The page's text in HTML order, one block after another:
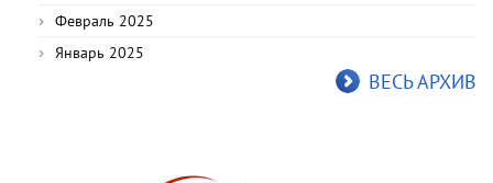
Февраль 2025
Январь 2025
ВЕСЬ АРХИВ